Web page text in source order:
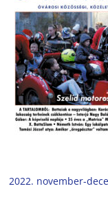
2022. november-